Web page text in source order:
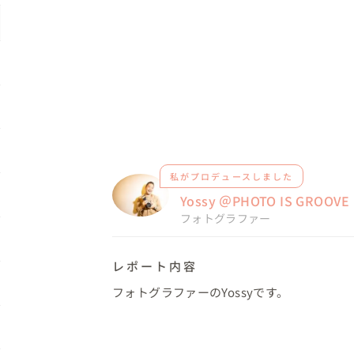
私がプロデュースしました
Yossy ＠PHOTO IS GROOVE
フォトグラファー
レポート内容
フォトグラファーのYossyです。